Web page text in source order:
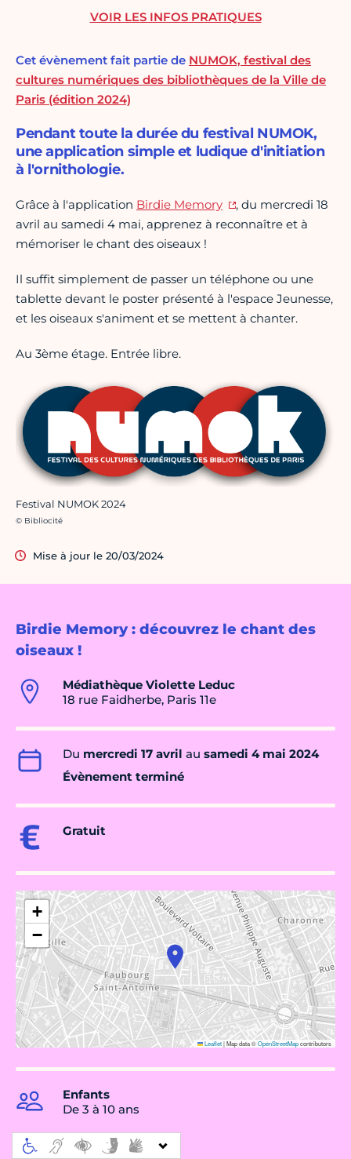
Birdie Memory : découvrez le chant des
oiseaux !
Médiathèque Violette Leduc
18 rue Faidherbe, Paris 11e
Du mercredi 17 avril au samedi 4 mai 2024
Évènement terminé
Gratuit
+
−
Leaflet|Map data ©OpenStreetMapcontributors
Enfants
De 3 à 10 ans
Cet évènement fait partie de NUMOK, festival des
cultures numériques des bibliothèques de la Ville de
Paris (édition 2024)
Pendant toute la durée du festival NUMOK,
une application simple et ludique d'initiation
à l'ornithologie.
Grâce à l'application Birdie Memory
, du mercredi 18
avril au samedi 4 mai, apprenez à reconnaître et à
mémoriser le chant des oiseaux !
Il suffit simplement de passer un téléphone ou une
tablette devant le poster présenté à l'espace Jeunesse,
et les oiseaux s'animent et se mettent à chanter.
Au 3ème étage. Entrée libre.
Festival NUMOK 2024
Crédit photo :
© Bibliocité
Mise à jour le 20/03/2024
VOIR LES INFOS PRATIQUES